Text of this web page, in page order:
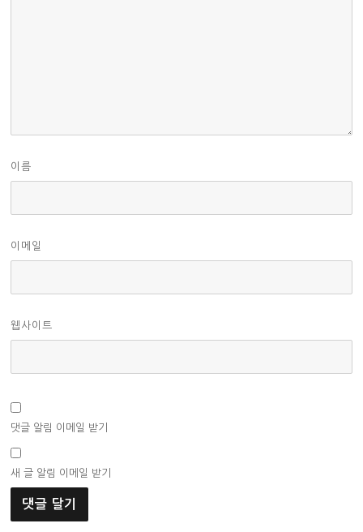
이름
이메일
웹사이트
댓글 알림 이메일 받기
새 글 알림 이메일 받기